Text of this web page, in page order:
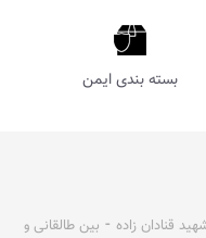
بسته بندی ایمن
قنادان زاده ⁃ بین طالقانی و